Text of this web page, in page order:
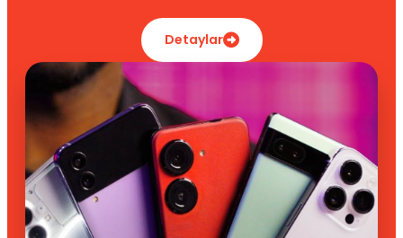
Detaylar